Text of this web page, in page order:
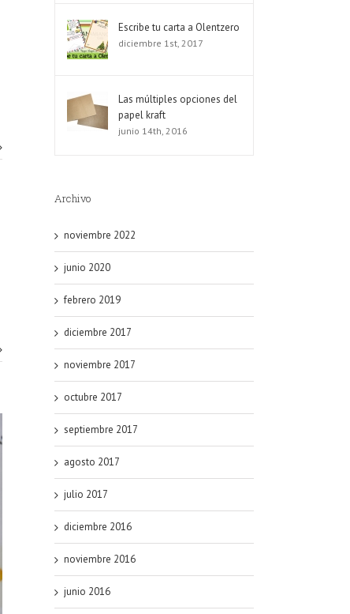
Escribe tu carta a Olentzero
diciembre 1st, 2017
Las múltiples opciones del
papel kraft
junio 14th, 2016
Archivo
noviembre 2022
junio 2020
febrero 2019
diciembre 2017
noviembre 2017
octubre 2017
septiembre 2017
agosto 2017
julio 2017
diciembre 2016
noviembre 2016
junio 2016